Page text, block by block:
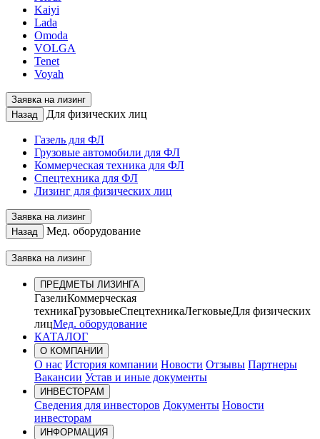
Kaiyi
Lada
Omoda
VOLGA
Tenet
Voyah
Заявка на лизинг
Назад
Для физических лиц
Газель для ФЛ
Грузовые автомобили для ФЛ
Коммерческая техника для ФЛ
Спецтехника для ФЛ
Лизинг для физических лиц
Заявка на лизинг
Назад
Мед. оборудование
Заявка на лизинг
ПРЕДМЕТЫ ЛИЗИНГА
ГазелиКоммерческая
техникаГрузовыеСпецтехникаЛегковыеДля физических
лицМед. оборудование
КАТАЛОГ
О КОМПАНИИ
О нас История компании Новости Отзывы Партнеры
Вакансии Устав и иные документы
ИНВЕСТОРАМ
Сведения для инвесторов Документы Новости
инвесторам
ИНФОРМАЦИЯ